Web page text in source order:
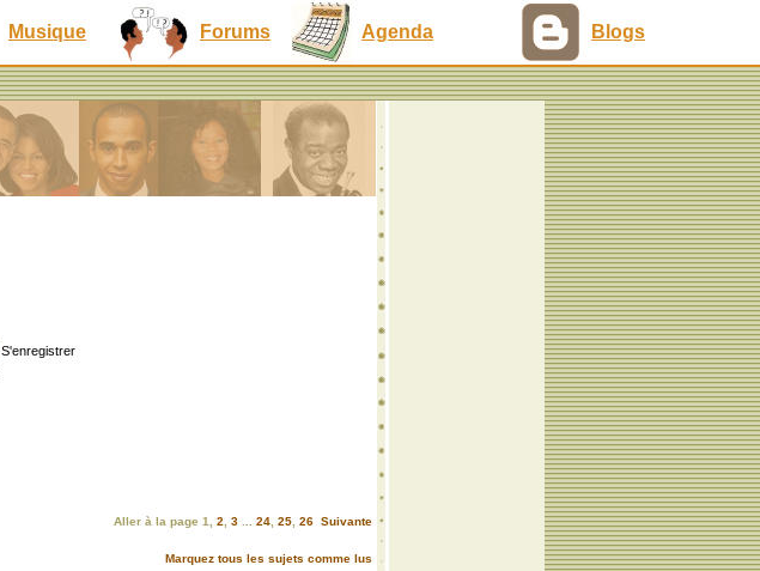
Musique Forums Agenda Blogs
S'enregistrer
Aller à la page 1 2 3 24 25 26 Suivante
Marquez tous les sujets comme lus